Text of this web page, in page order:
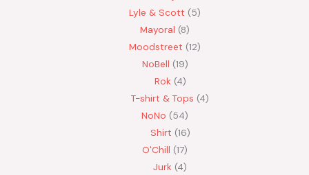
Lyle & Scott
5
Mayoral 8
Moodstreet 12
NoBell 19
Rok 4
T-shirt & Tops 4
NoNo
54
Shirt 16
O'Chill 17
Jurk 4